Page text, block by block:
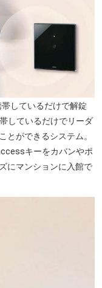
しているだけで解錠
しているだけでリーダ
とができるシステム。
キーをカバンやポ
にマンションに入館で